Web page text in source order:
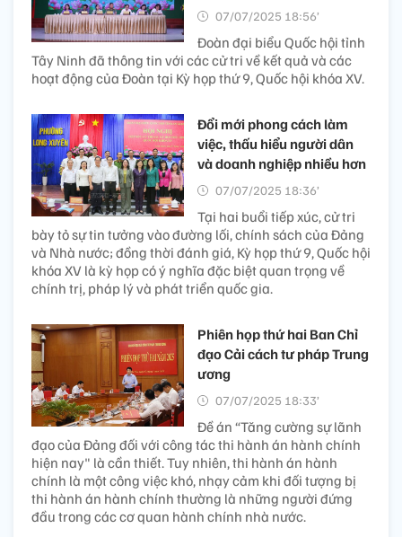
07/07/2025 18:56’
Đoàn đại biểu Quốc hội tỉnh
Tây Ninh đã thông tin với các cử tri về kết quả và các
hoạt động của Đoàn tại Kỳ họp thứ 9, Quốc hội khóa XV.
Đổi mới phong cách làm
việc, thấu hiểu người dân
và doanh nghiệp nhiều hơn
07/07/2025 18:36’
Tại hai buổi tiếp xúc, cử tri
bày tỏ sự tin tưởng vào đường lối, chính sách của Đảng
và Nhà nước; đồng thời đánh giá, Kỳ họp thứ 9, Quốc hội
khóa XV là kỳ họp có ý nghĩa đặc biệt quan trọng về
chính trị, pháp lý và phát triển quốc gia.
Phiên họp thứ hai Ban Chỉ
đạo Cải cách tư pháp Trung
ương
07/07/2025 18:33’
Đề án “Tăng cường sự lãnh
đạo của Đảng đối với công tác thi hành án hành chính
hiện nay" là cần thiết. Tuy nhiên, thi hành án hành
chính là một công việc khó, nhạy cảm khi đối tượng bị
thi hành án hành chính thường là những người đứng
đầu trong các cơ quan hành chính nhà nước.